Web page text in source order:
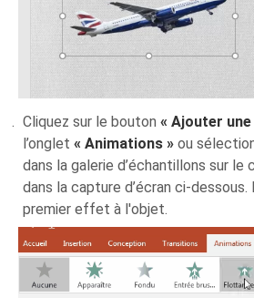
Cliquez sur le bouton« Ajouter
l’onglet« Animations » ou
dans la galerie d’échantillons sur
dans la capture d’écran ci-
premier effet à l'objet.